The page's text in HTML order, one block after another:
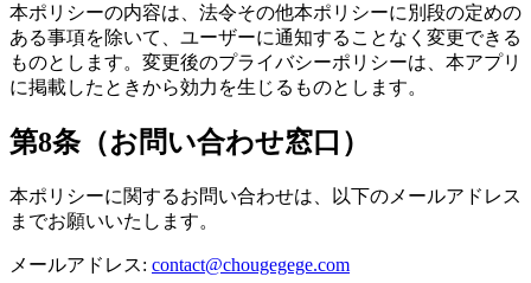
本ポリシーの内容は、法令その他本ポリシーに別段の定めの
ある事項を除いて、ユーザーに通知することなく変更できる
ものとします。変更後のプライバシーポリシーは、本アプリ
に掲載したときから効力を生じるものとします。
第8条（お問い合わせ窓口）
本ポリシーに関するお問い合わせは、以下のメールアドレス
までお願いいたします。
メールアドレス: contact@chougegege.com